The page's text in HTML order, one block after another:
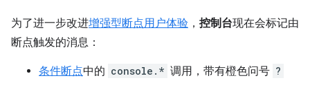
为了进一步改进增强型断点用户体验 ， 控制台现在会标记由
断点触发的消息：
条件断点中的 console.* 调用，带有橙色问号 ?